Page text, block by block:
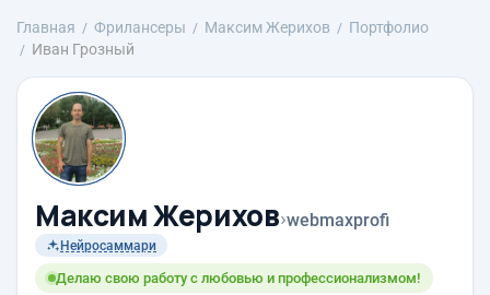
Главная Фрилансеры Максим Жерихов
Портфолио
Иван Грозный
Максим Жерихов›webmaxprofi
Нейросаммари
Делаю свою работу с любовью и профессионализмом!